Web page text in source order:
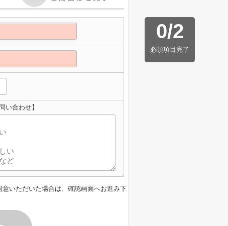
0/2
必須項目完了
い合わせ】
いただいた場合は、確認画面へお進み下